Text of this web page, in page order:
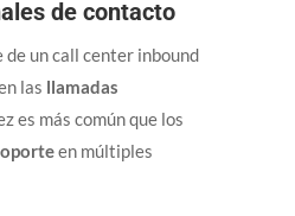
de contacto
de un call center inbound
las llamadas
es más común que los
en múltiples